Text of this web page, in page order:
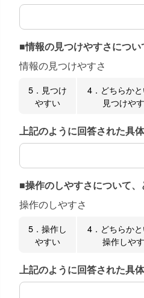
上記のように回答された具
■情報の見つけやすさにつ
情報の見つけやすさ
5．見つけ
やすい
4．どちらか
見つけや
上記のように回答された具
上記のように回答された具
■操作のしやすさについて
操作のしやすさ
5．操作し
やすい
4．どちらか
操作しや
上記のように回答された具
上記のように回答された具